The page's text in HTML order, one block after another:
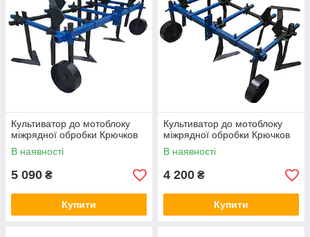
Культиватор до мотоблоку
міжрядної обробки Крючков
В наявності
5 090 ₴
Купити
Культиватор до мотоблоку
міжрядної обробки Крючков
В наявності
4 200 ₴
Купити